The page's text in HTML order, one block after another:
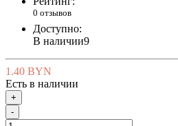
0 отзывов
Доступно:
В наличии9
1.40 BYN
Есть в наличии
+
-